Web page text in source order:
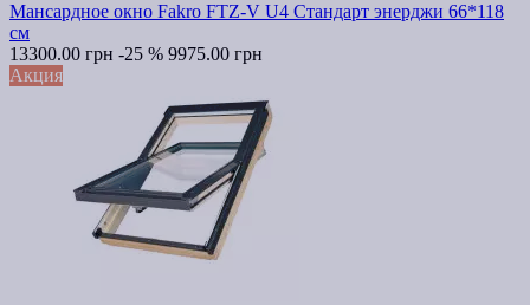
Мансардное окно Fakro FTZ-V U4 Стандарт энерджи 66*118
см
13300.00 грн -25 % 9975.00 грн
Акция